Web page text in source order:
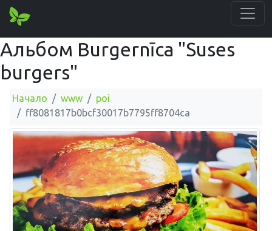
Альбом Burgernīca "Suses
burgers"
Начало www
poi
ff8081817b0bcf30017b7795ff8704ca